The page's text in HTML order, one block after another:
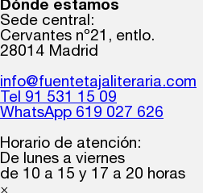
Dónde estamos
Sede central:
Cervantes nº21, entlo.
28014 Madrid
info@fuentetajaliteraria.com
Tel 91 531 15 09
WhatsApp 619 027 626
Horario de atención:
De lunes a viernes
de 10 a 15 y 17 a 20 horas